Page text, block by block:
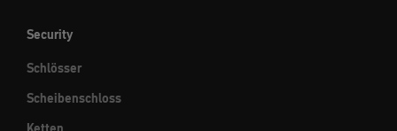
Security
Schlösser
Scheibenschloss